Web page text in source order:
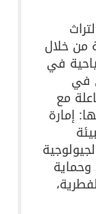
من خلال
في
في
مع
إمارة
وحماية